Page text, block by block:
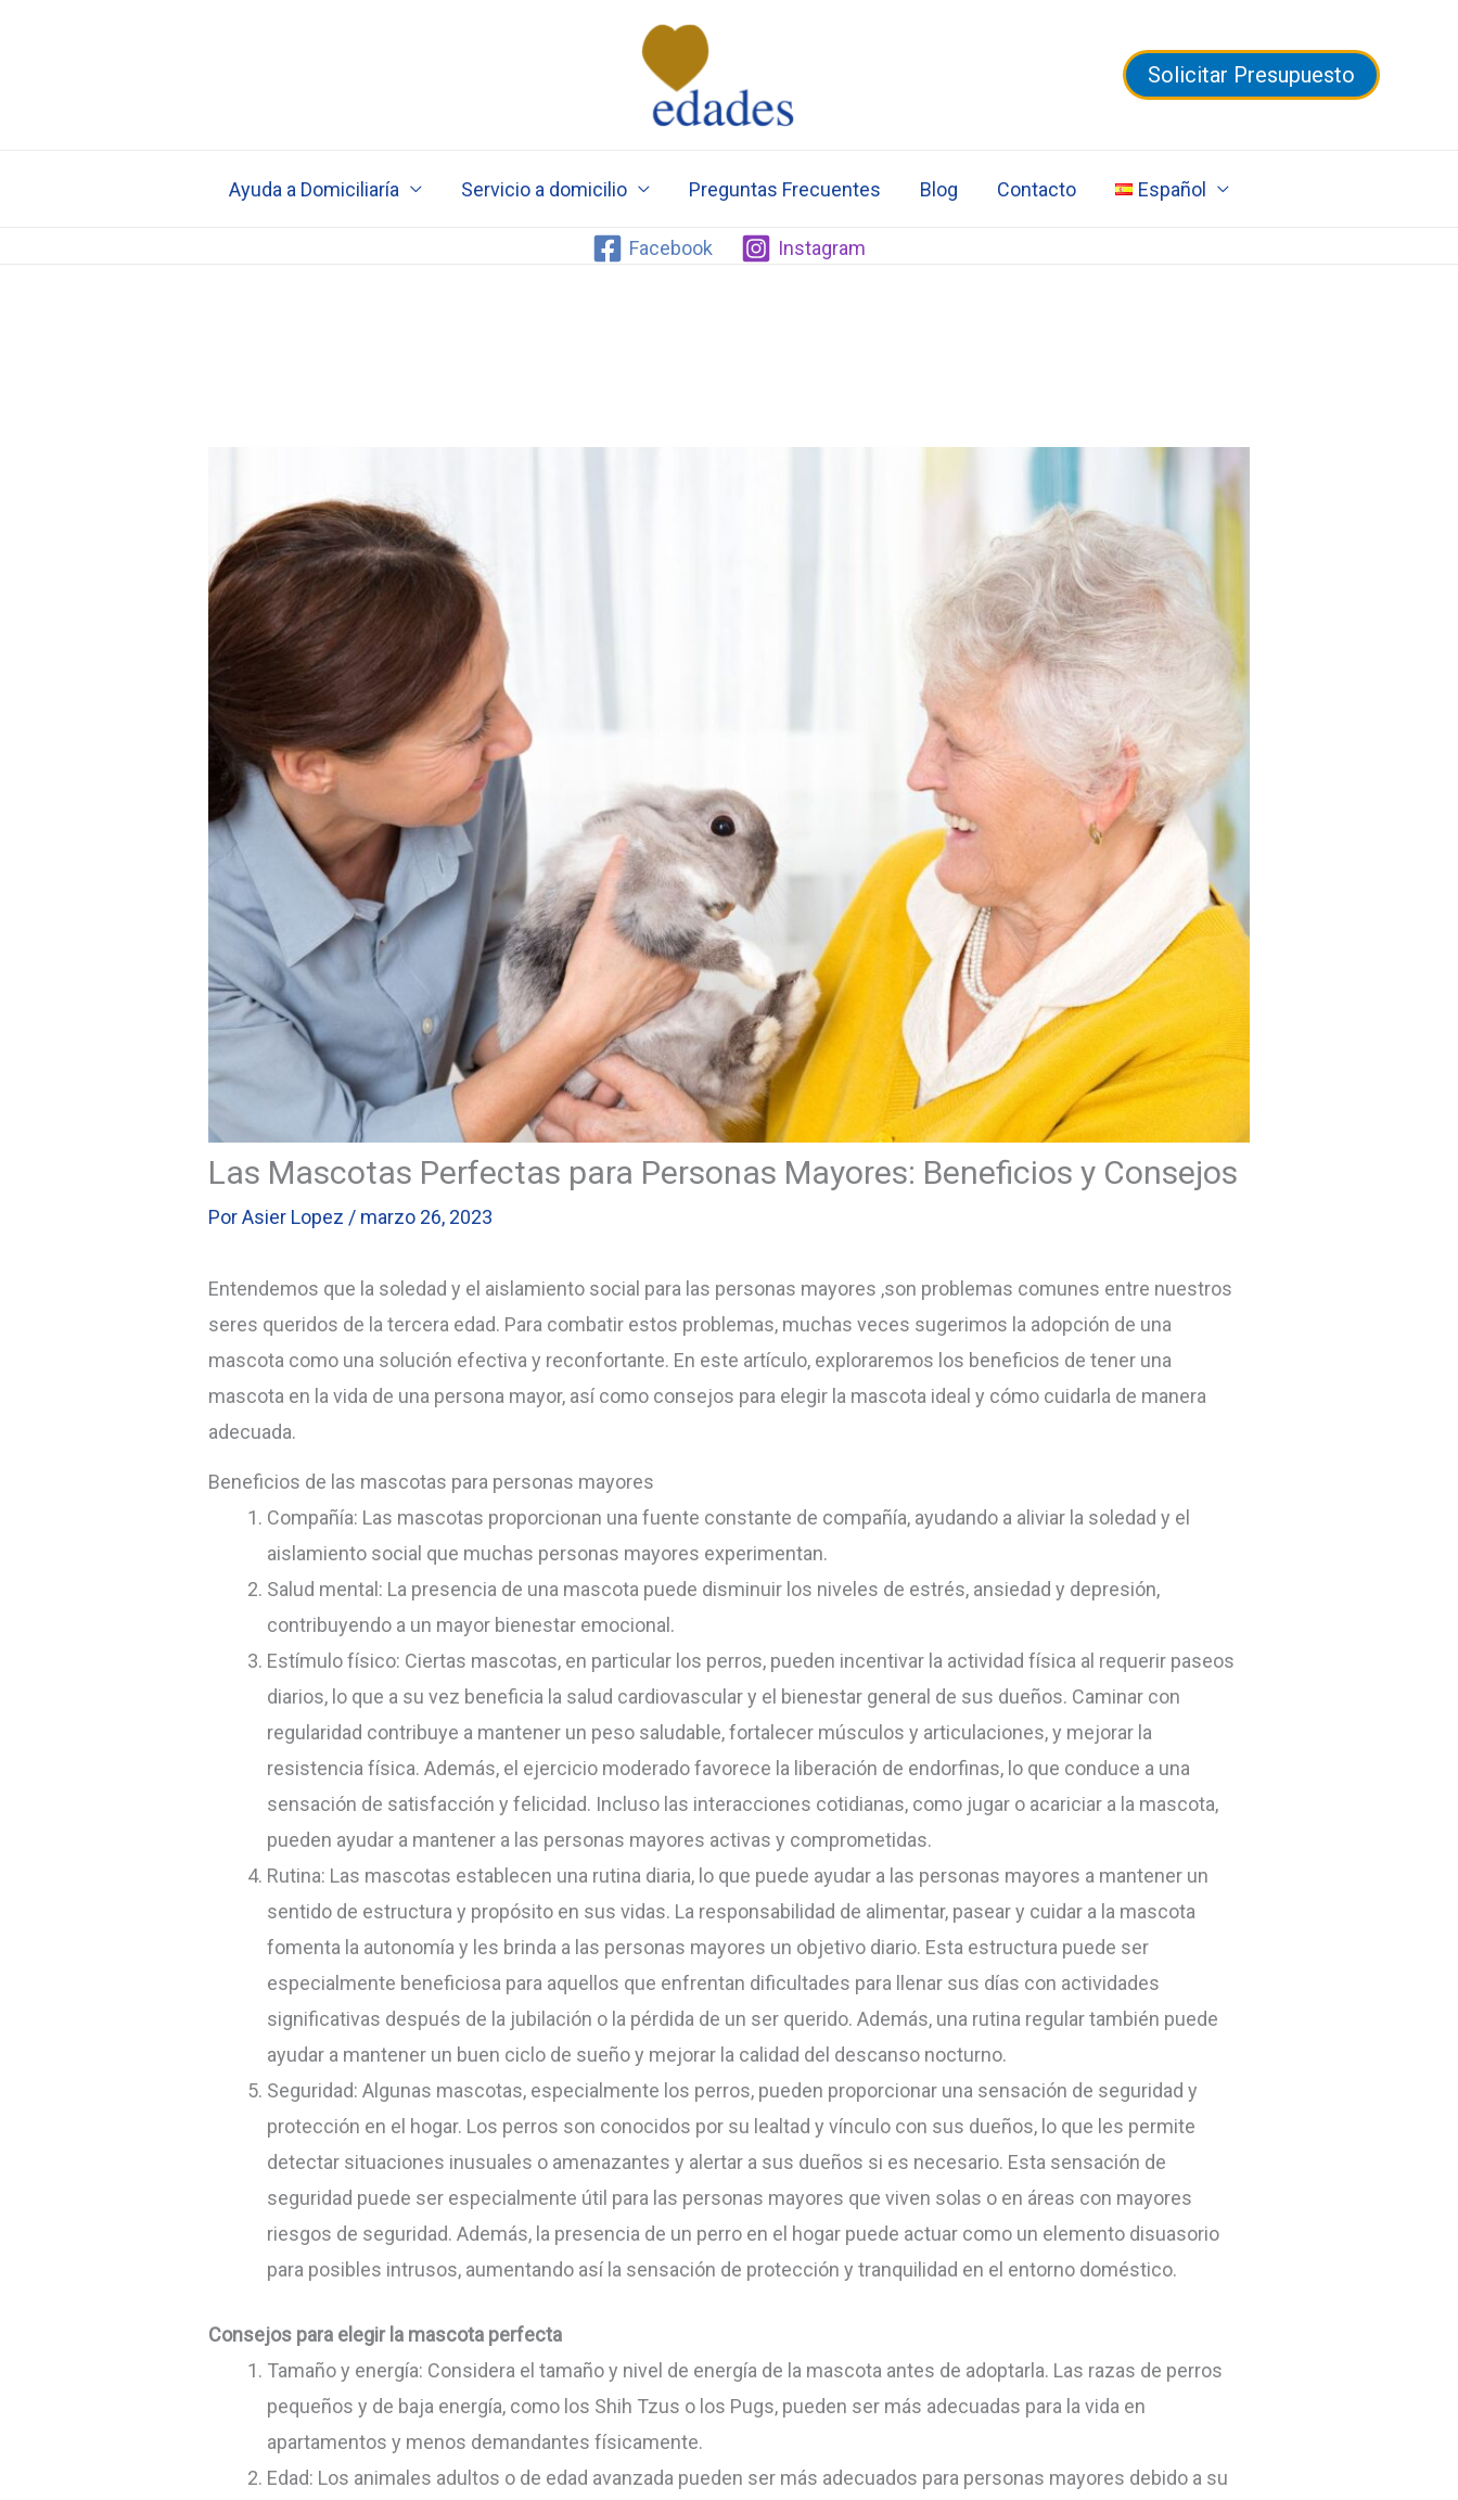
Solicitar Presupuesto
Ayuda a Domiciliaría Servicio a domicilio Preguntas Frecuentes Blog Contacto Español
Facebook Instagram
Las Mascotas Perfectas para Personas Mayores: Beneficios y Consejos
PorAsier Lopez / marzo 26, 2023
Entendemos que la soledad y el aislamiento social para las personas mayores ,son problemas comunes entre nuestros
seres queridos de la tercera edad. Para combatir estos problemas, muchas veces sugerimos la adopción de una
mascota como una solución efectiva y reconfortante. En este artículo, exploraremos los beneficios de tener una
mascota en la vida de una persona mayor, así como consejos para elegir la mascota ideal y cómo cuidarla de manera
adecuada.
Beneficios de las mascotas para personas mayores
Compañía: Las mascotas proporcionan una fuente constante de compañía, ayudando a aliviar la soledad y el
aislamiento social que muchas personas mayores experimentan.
Salud mental: La presencia de una mascota puede disminuir los niveles de estrés, ansiedad y depresión,
contribuyendo a un mayor bienestar emocional.
Estímulo físico: Ciertas mascotas, en particular los perros, pueden incentivar la actividad física al requerir paseos
diarios, lo que a su vez beneficia la salud cardiovascular y el bienestar general de sus dueños. Caminar con
regularidad contribuye a mantener un peso saludable, fortalecer músculos y articulaciones, y mejorar la
resistencia física. Además, el ejercicio moderado favorece la liberación de endorfinas, lo que conduce a una
sensación de satisfacción y felicidad. Incluso las interacciones cotidianas, como jugar o acariciar a la mascota,
pueden ayudar a mantener a las personas mayores activas y comprometidas.
Rutina: Las mascotas establecen una rutina diaria, lo que puede ayudar a las personas mayores a mantener un
sentido de estructura y propósito en sus vidas. La responsabilidad de alimentar, pasear y cuidar a la mascota
fomenta la autonomía y les brinda a las personas mayores un objetivo diario. Esta estructura puede ser
especialmente beneficiosa para aquellos que enfrentan dificultades para llenar sus días con actividades
significativas después de la jubilación o la pérdida de un ser querido. Además, una rutina regular también puede
ayudar a mantener un buen ciclo de sueño y mejorar la calidad del descanso nocturno.
Seguridad: Algunas mascotas, especialmente los perros, pueden proporcionar una sensación de seguridad y
protección en el hogar. Los perros son conocidos por su lealtad y vínculo con sus dueños, lo que les permite
detectar situaciones inusuales o amenazantes y alertar a sus dueños si es necesario. Esta sensación de
seguridad puede ser especialmente útil para las personas mayores que viven solas o en áreas con mayores
riesgos de seguridad. Además, la presencia de un perro en el hogar puede actuar como un elemento disuasorio
para posibles intrusos, aumentando así la sensación de protección y tranquilidad en el entorno doméstico.
Consejos para elegir la mascota perfecta
Tamaño y energía: Considera el tamaño y nivel de energía de la mascota antes de adoptarla. Las razas de perros
pequeños y de baja energía, como los Shih Tzus o los Pugs, pueden ser más adecuadas para la vida en
apartamentos y menos demandantes físicamente.
Edad: Los animales adultos o de edad avanzada pueden ser más adecuados para personas mayores debido a su